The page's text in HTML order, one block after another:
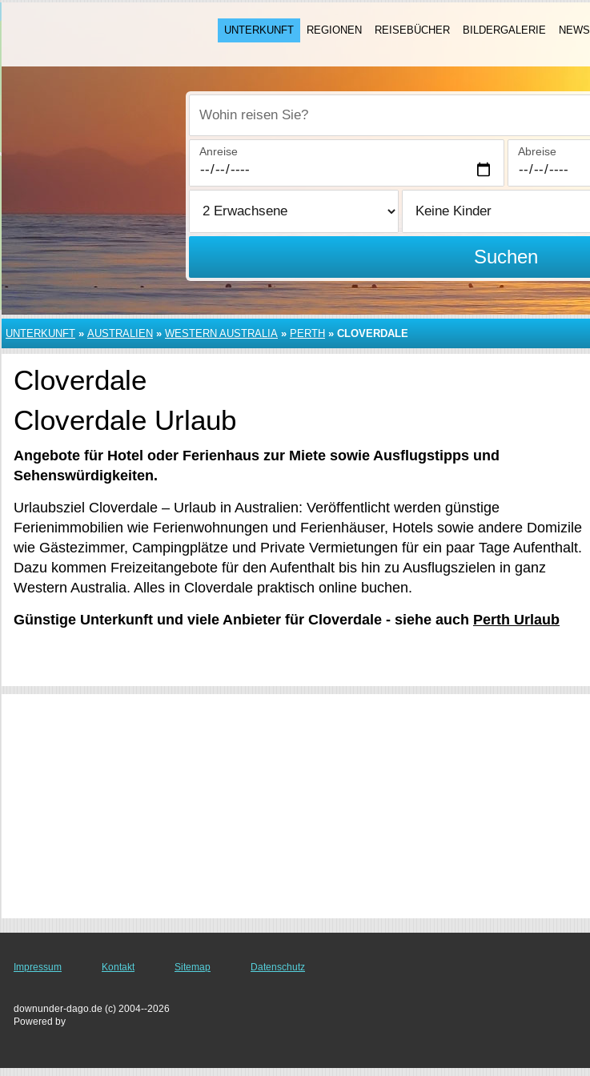
UNTERKUNFT REGIONEN REISEBÜCHER BILDERGALERIE NEWS
Wohin reisen Sie?
Anreise Abreise
Suchen
UNTERKUNFT » AUSTRALIEN » WESTERN AUSTRALIA » PERTH » CLOVERDALE
Cloverdale
Cloverdale Urlaub
Angebote für Hotel oder Ferienhaus zur Miete sowie Ausflugstipps und
Sehenswürdigkeiten.
Urlaubsziel Cloverdale – Urlaub in Australien: Veröffentlicht werden günstige
Ferienimmobilien wie Ferienwohnungen und Ferienhäuser, Hotels sowie andere Domizile
wie Gästezimmer, Campingplätze und Private Vermietungen für ein paar Tage Aufenthalt.
Dazu kommen Freizeitangebote für den Aufenthalt bis hin zu Ausflugszielen in ganz
Western Australia. Alles in Cloverdale praktisch online buchen.
Günstige Unterkunft und viele Anbieter für Cloverdale - siehe auch Perth Urlaub
Impressum Kontakt Sitemap Datenschutz
downunder-dago.de (c) 2004--2026
Powered by